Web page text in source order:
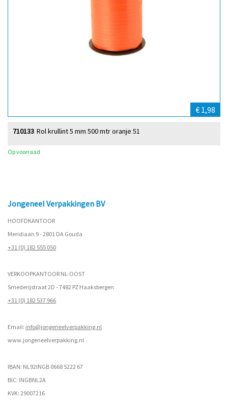
€ 1,98
Rol krullint 5 mm 500 mtr oranje 51
710133
Op voorraad
Jongeneel Verpakkingen BV
HOOFDKANTOOR
Meridiaan 9 - 2801 DA Gouda
+31 (0) 182 555 050
VERKOOPKANTOOR NL-OOST
Smederijstraat 2D - 7482 PZ Haaksbergen
+31 (0) 182 537 966
Email: info@jongeneelverpakking.nl
www.jongeneelverpakking.nl
IBAN: NL92INGB 0668 5222 67
BIC: INGBNL2A
KVK: 29007216